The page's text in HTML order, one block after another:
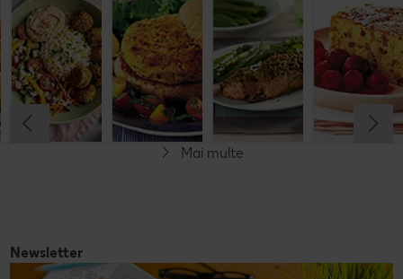
mere
nemțească
Cel mult 60 minute
Simplu
piure de
cartofi și
chives
Cel mult 60 minute
Simplu
Cel mult 60 minute
Simplu
crustă de
pesto
Cel mult 60 minute
Mai multe
Newsletter